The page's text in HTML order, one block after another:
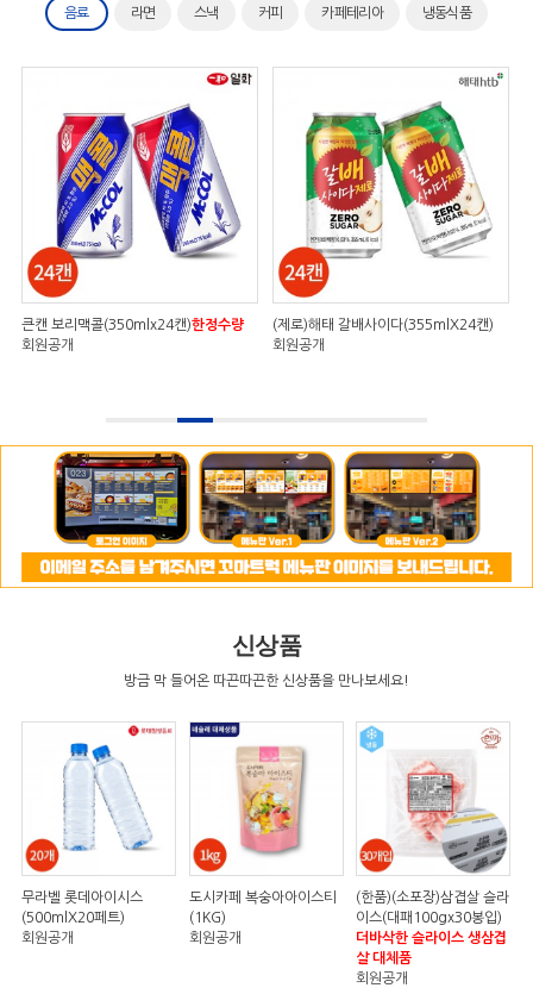
음료 라면 스낵 커피 카페테리아 냉동식품
큰캔 보리맥콜(350mlx24캔)한정수량
회원공개
(제로)해태 갈배사이다(355mlX24캔)
회원공개
신상품
방금 막 들어온 따끈따끈한 신상품을 만나보세요!
무라벨 롯데아이시스
(500mlX20페트)
회원공개
도시카페 복숭아아이스티
(1KG)
회원공개
(한품)(소포장)삼겹살 슬라
이스(대패100gx30봉입)
더바삭한 슬라이스 생삼겹
살 대체품
회원공개